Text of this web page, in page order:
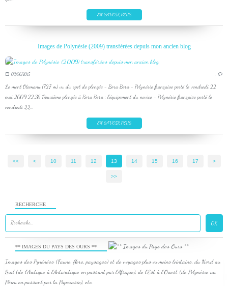
EN SAVOIR PLUS
Images de Polynésie (2009) transférées depuis mon ancien blog
02/06/2015 …
Le mont Otemanu (727 m) vu du spot de plongée - Bora Bora - Polynésie française posté le vendredi 22
mai 2009 22:36 Deuxième plongée à Bora Bora : l'équipement du novice - Polynésie française posté le
vendredi 22...
EN SAVOIR PLUS
<< < 10 11 12 13 14 15 16 17 >
>>
RECHERCHE
** IMAGES DU PAYS DES OURS **
Images des Pyrénées (Faune, flore, paysages) et de voyages plus ou moins lointains, du Nord au
Sud (de l'Arctique à l'Antarctique en passant par l'Afrique), de l'Est à l'Ouest (de Polynésie au
Pérou en passant par la Papouasie), etc.